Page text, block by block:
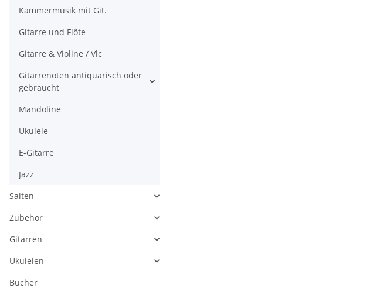
Kammermusik mit Git.
Gitarre und Flöte
Gitarre & Violine / Vlc
Gitarrenoten antiquarisch oder
gebraucht
Mandoline
Ukulele
E-Gitarre
Jazz
Saiten
Zubehör
Gitarren
Ukulelen
Bücher